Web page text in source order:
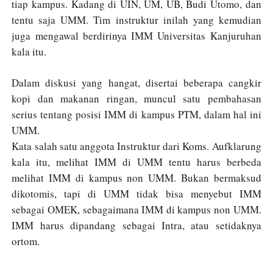
tiap kampus. Kadang di UIN, UM, UB, Budi Utomo, dan
tentu saja UMM. Tim instruktur inilah yang kemudian
juga mengawal berdirinya IMM Universitas Kanjuruhan
kala itu.
Dalam diskusi yang hangat, disertai beberapa cangkir
kopi dan makanan ringan, muncul satu pembahasan
serius tentang posisi IMM di kampus PTM, dalam hal ini
UMM.
Kata salah satu anggota Instruktur dari Koms. Aufklarung
kala itu, melihat IMM di UMM tentu harus berbeda
melihat IMM di kampus non UMM. Bukan bermaksud
dikotomis, tapi di UMM tidak bisa menyebut IMM
sebagai OMEK, sebagaimana IMM di kampus non UMM.
IMM harus dipandang sebagai Intra, atau setidaknya
ortom.